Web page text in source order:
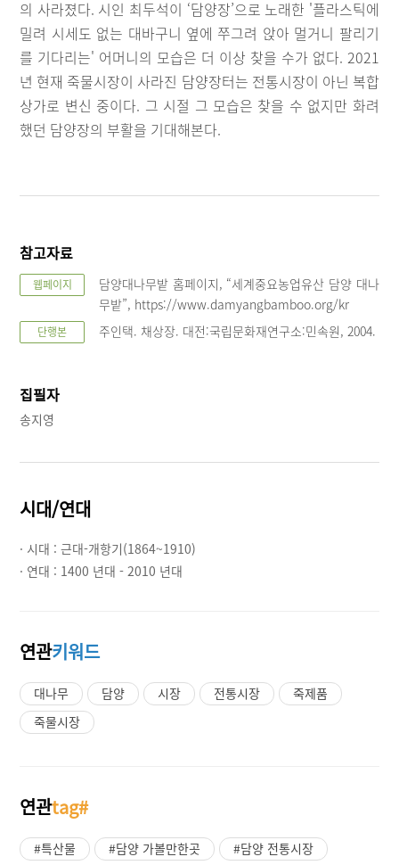
의 사라졌다. 시인 최두석이 ‘담양장’으로 노래한 '플라스틱에
밀려 시세도 없는 대바구니 옆에 쭈그려 앉아 멀거니 팔리기
를 기다리는' 어머니의 모습은 더 이상 찾을 수가 없다. 2021
년 현재 죽물시장이 사라진 담양장터는 전통시장이 아닌 복합
상가로 변신 중이다. 그 시절 그 모습은 찾을 수 없지만 화려
했던 담양장의 부활을 기대해본다.
참고자료
웹페이지
담양대나무밭 홈페이지, “세계중요농업유산 담양 대나
무밭”, https://www.damyangbamboo.org/kr
단행본 주인택. 채상장. 대전:국립문화재연구소:민속원, 2004.
집필자
송지영
시대/연대
· 시대 :근대-개항기(1864~1910)
· 연대 : 1400 년대 - 2010 년대
연관키워드
대나무 담양 시장 전통시장
죽제품
죽물시장
연관tag#
#특산물 #담양 가볼만한곳 #담양 전통시장